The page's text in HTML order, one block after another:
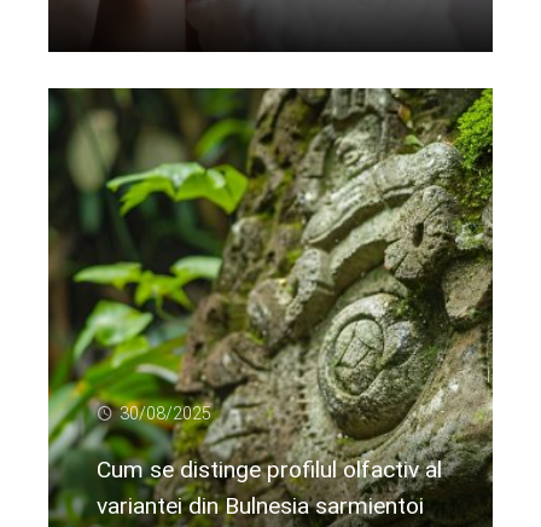
Citeste mai departe...
30/08/2025
Cum se distinge profilul olfactiv al
variantei din Bulnesia sarmientoi